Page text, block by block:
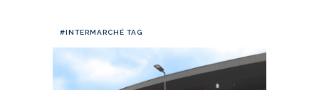
#INTERMARCHÉ TAG